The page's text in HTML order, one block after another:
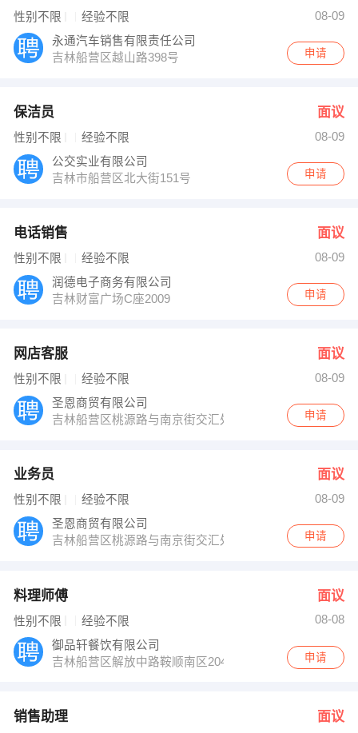
性别不限 经验不限
08-09
永通汽车销售有限责任公司
吉林船营区越山路398号
申请
保洁员 面议
性别不限 经验不限
08-09
公交实业有限公司
吉林市船营区北大街151号
申请
电话销售 面议
性别不限 经验不限
08-09
润德电子商务有限公司
吉林财富广场C座2009
申请
网店客服 面议
性别不限 经验不限
08-09
圣恩商贸有限公司
吉林船营区桃源路与南京街交汇处京源大厦422室申请
业务员 面议
性别不限 经验不限
08-09
圣恩商贸有限公司
吉林船营区桃源路与南京街交汇处京源大厦422室申请
料理师傅 面议
性别不限 经验不限
08-08
御品轩餐饮有限公司
吉林船营区解放中路鞍顺南区204号
申请
销售助理 面议